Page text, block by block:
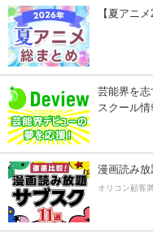
【夏アニ
芸能界を志
スクール
漫画読み放
オリコン顧客